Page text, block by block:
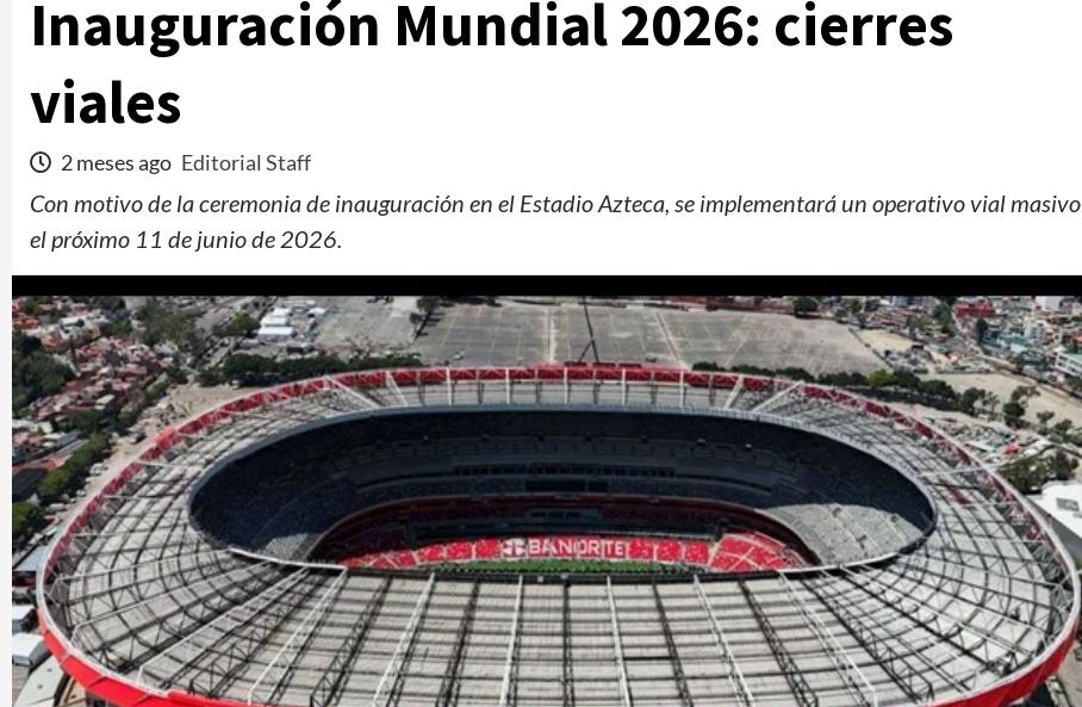
Inauguración Mundial 2026: cierres
viales
2 meses ago Editorial Staff
Con motivo de la ceremonia de inauguración en el Estadio Azteca, se implementará un operativo vial masivo
el próximo 11 de junio de 2026.
Manifestaciones Reportes
Manifestaciones hoy en CDMX 5 de agosto del
2026
2 días ago Editorial Staff